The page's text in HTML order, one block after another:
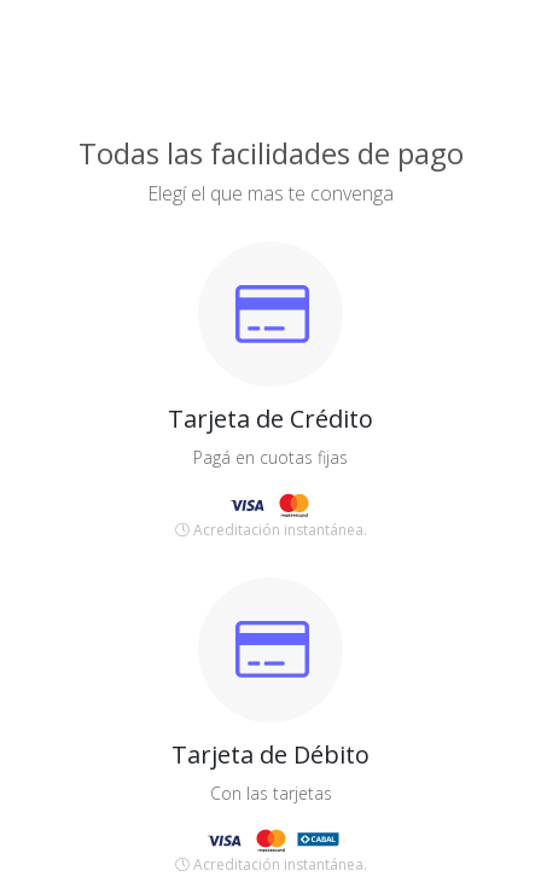
Todas las facilidades de pago
Elegí el que mas te convenga
Tarjeta de Crédito
Pagá en cuotas fijas
Acreditación instantánea.
Tarjeta de Débito
Con las tarjetas
Acreditación instantánea.